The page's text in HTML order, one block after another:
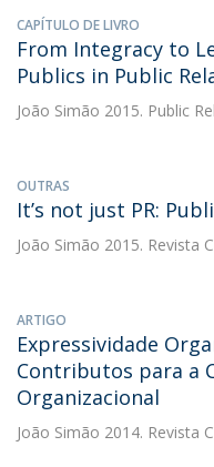
CAPÍTULO DE LIVRO
From Integracy to
Publics in Public
João Simão 2015. Public
OUTRAS
It’s not just PR:
João Simão 2015. Revista
ARTIGO
Expressividade
Contributos para a
Organizacional
João Simão 2014. Revista